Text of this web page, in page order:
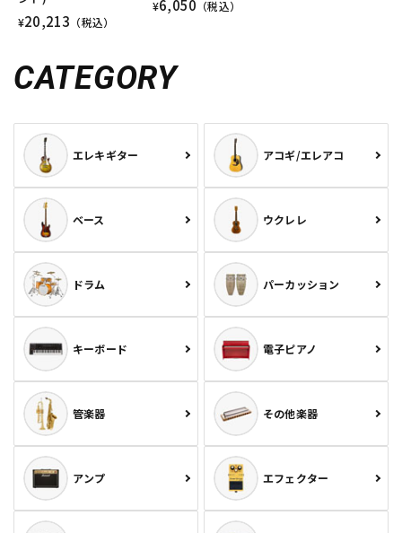
¥20,213 （税込）
¥6,050 （税込）
CATEGORY
エレキギター アコギ/エレアコ
ベース ウクレレ
ドラム パーカッション
キーボード 電子ピアノ
管楽器 その他楽器
アンプ エフェクター